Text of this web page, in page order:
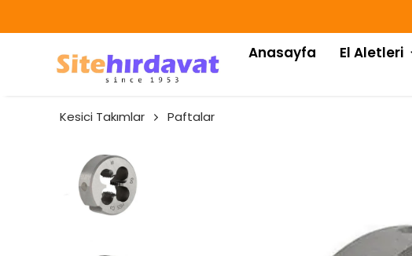
Anasayfa El Aletleri
Kesici Takımlar Paftalar